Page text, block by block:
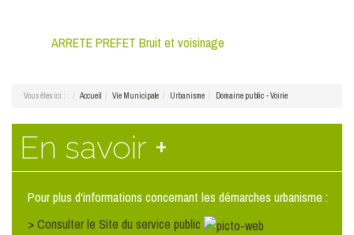
ARRETE PREFET Bruit et voisinage
Vous êtes ici : Accueil Vie Municipale Urbanisme Domaine public - Voirie
En savoir +
Pour plus d'informations concernant les démarches urbanisme :
> Consulter le Site du service public